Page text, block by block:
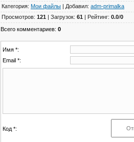
Категория: Мои файлы | Добавил: adm-primalka
Просмотров: 121 | Загрузок: 61 | Рейтинг: 0.0/0
Всего комментариев: 0
Имя *:
Email *:
Код *: